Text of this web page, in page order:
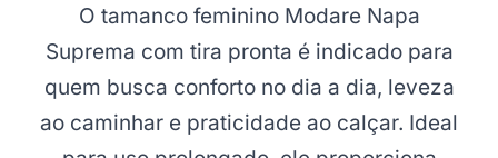
O tamanco feminino Modare Napa
Suprema com tira pronta é indicado para
quem busca conforto no dia a dia, leveza
ao caminhar e praticidade ao calçar. Ideal